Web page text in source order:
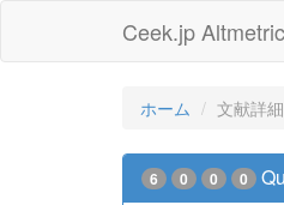
Ceek.jp
ホーム 文献詳細
6 0 0 0